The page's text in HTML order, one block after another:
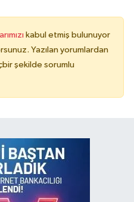
kabul etmiş bulunuyor
Yazılan yorumlardan
şekilde sorumlu